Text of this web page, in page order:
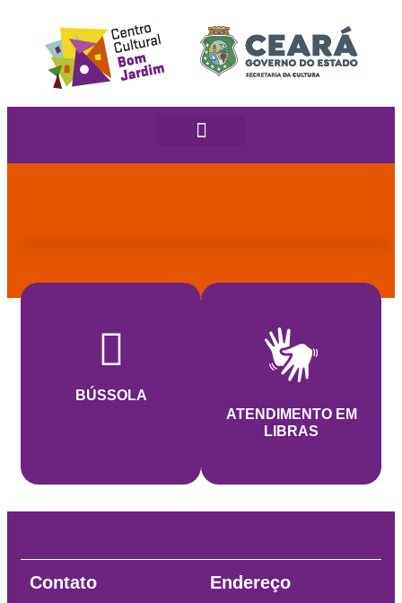
BÚSSOLA
ATENDIMENTO EM
LIBRAS
Contato Endereço